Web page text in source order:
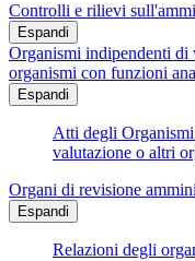
Controlli e rilievi
Espandi
Organismi indipendenti di
organismi con funzioni
Espandi
Atti degli
valutazione o altri
Organi di revisione
Espandi
Relazioni degli